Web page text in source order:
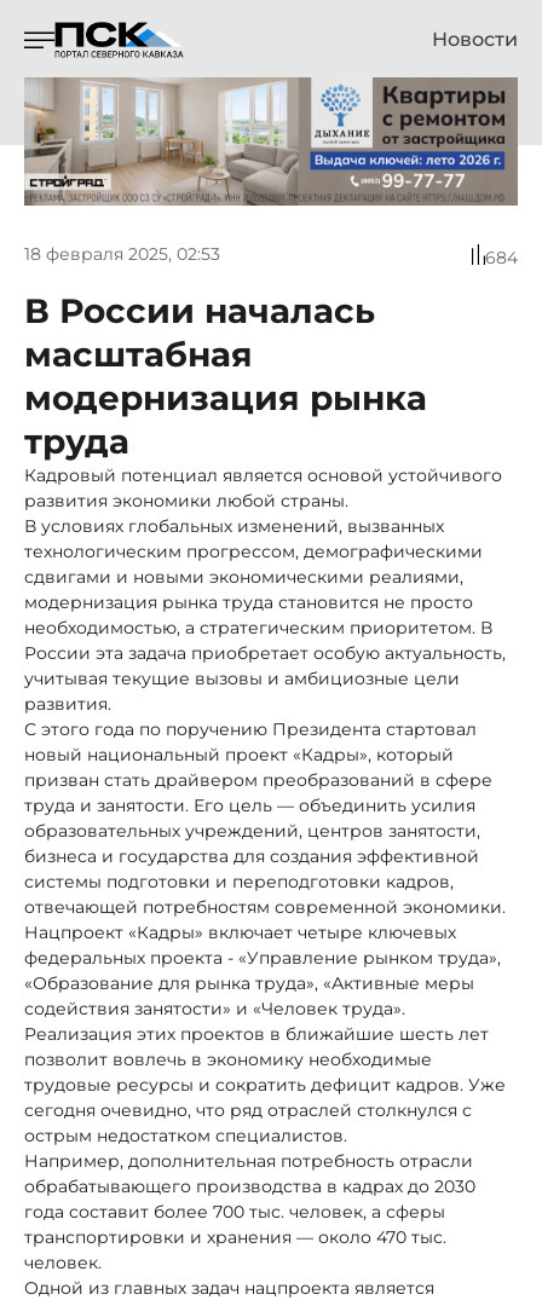
Новости
18 февраля 2025, 02:53 684
В России началась
масштабная
модернизация рынка
труда
Кадровый потенциал является основой устойчивого
развития экономики любой страны.
В условиях глобальных изменений, вызванных
технологическим прогрессом, демографическими
сдвигами и новыми экономическими реалиями,
модернизация рынка труда становится не просто
необходимостью, а стратегическим приоритетом. В
России эта задача приобретает особую актуальность,
учитывая текущие вызовы и амбициозные цели
развития.
С этого года по поручению Президента стартовал
новый национальный проект «Кадры», который
призван стать драйвером преобразований в сфере
труда и занятости. Его цель — объединить усилия
образовательных учреждений, центров занятости,
бизнеса и государства для создания эффективной
системы подготовки и переподготовки кадров,
отвечающей потребностям современной экономики.
Нацпроект «Кадры» включает четыре ключевых
федеральных проекта - «Управление рынком труда»,
«Образование для рынка труда», «Активные меры
содействия занятости» и «Человек труда».
Реализация этих проектов в ближайшие шесть лет
позволит вовлечь в экономику необходимые
трудовые ресурсы и сократить дефицит кадров. Уже
сегодня очевидно, что ряд отраслей столкнулся с
острым недостатком специалистов.
Например, дополнительная потребность отрасли
обрабатывающего производства в кадрах до 2030
года составит более 700 тыс. человек, а сферы
транспортировки и хранения — около 470 тыс.
человек.
Одной из главных задач нацпроекта является